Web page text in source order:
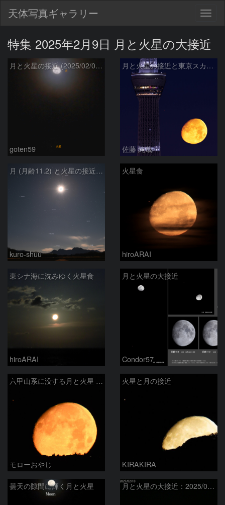
天体写真ギャラリー
特集 2025年2月9日 月と火星の大接近
月と火星の接近 (2025/02/09 18:44)
goten59
月と火星の接近と東京スカイツリー
佐藤 純哉
月 (月齢11.2) と火星の接近、冬空の明るい星々 (2025/02/10)
kuro-shuu
火星食
hiroARAI
東シナ海に沈みゆく火星食
hiroARAI
月と火星の大接近
Condor57
六甲山系に没する月と火星 (2025/02/10)
モローおやじ
火星と月の接近
KIRAKIRA
曇天の隙間に輝く月と火星 月と火星の大接近：2025/02/10